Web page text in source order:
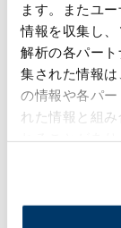
ます。またユ
情報を収集し
解析の各パー
集された情報
の情報や各パ
れた情報と組
原料タンク
倉庫
危険物4類倉